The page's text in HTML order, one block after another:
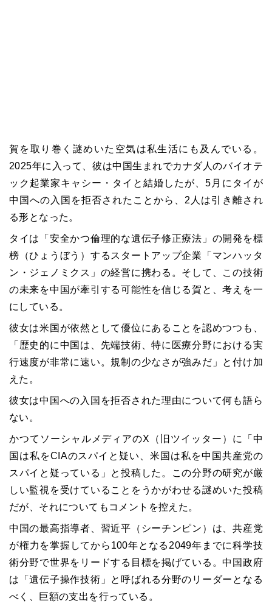
賀を取り巻く謎めいた空気は私生活にも及んでいる。
2025年に入って、彼は中国生まれでカナダ人のバイオテ
ック起業家キャシー・タイと結婚したが、5月にタイが
中国への入国を拒否されたことから、2人は引き離され
る形となった。
タイは「安全かつ倫理的な遺伝子修正療法」の開発を標
榜（ひょうぼう）するスタートアップ企業「マンハッタ
ン・ジェノミクス」の経営に携わる。そして、この技術
の未来を中国が牽引する可能性を信じる賀と、考えを一
にしている。
彼女は米国が依然として優位にあることを認めつつも、
「歴史的に中国は、先端技術、特に医療分野における実
行速度が非常に速い。規制の少なさが強みだ」と付け加
えた。
彼女は中国への入国を拒否された理由について何も語ら
ない。
かつてソーシャルメディアのX（旧ツイッター）に「中
国は私をCIAのスパイと疑い、米国は私を中国共産党の
スパイと疑っている」と投稿した。この分野の研究が厳
しい監視を受けていることをうかがわせる謎めいた投稿
だが、それについてもコメントを控えた。
中国の最高指導者、習近平（シーチンピン）は、共産党
が権力を掌握してから100年となる2049年までに科学技
術分野で世界をリードする目標を掲げている。中国政府
は「遺伝子操作技術」と呼ばれる分野のリーダーとなる
べく、巨額の支出を行っている。